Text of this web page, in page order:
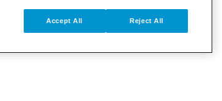
Reject All
Accept All